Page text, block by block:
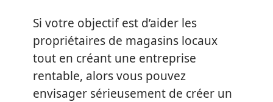
Si votre objectif est d’aider les
propriétaires de magasins locaux
tout en créant une entreprise
rentable, alors vous pouvez
envisager sérieusement de créer un